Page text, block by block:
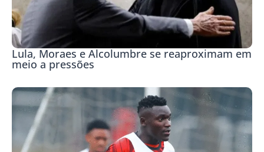
Lula, Moraes e Alcolumbre se reaproximam em
meio a pressões